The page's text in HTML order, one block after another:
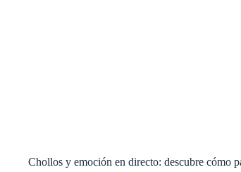
Chollos y emoción en directo: descubre cómo